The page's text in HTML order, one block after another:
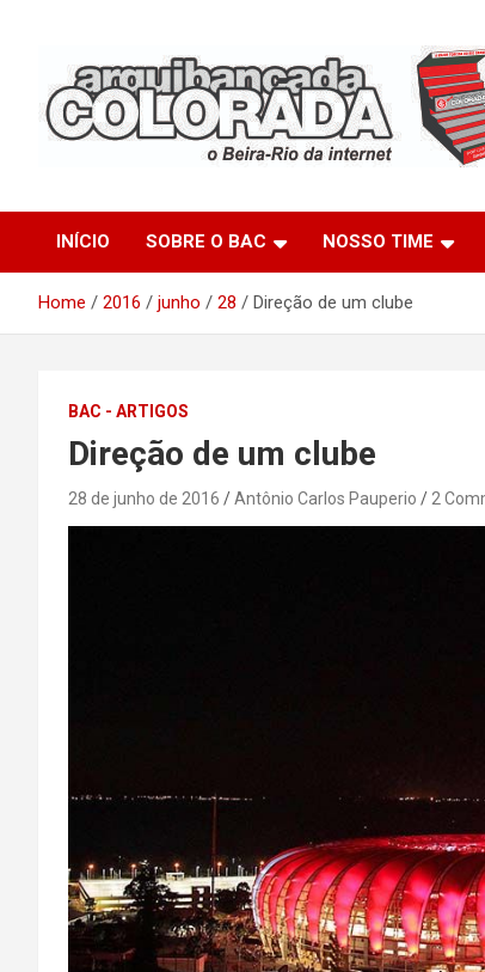
Arquibancada
INÍCIO SOBRE O BAC NOSSO TIME
Home 2016 junho 28 Direção de um clube
BAC - ARTIGOS
Direção de um clube
28 de junho de 2016 Antônio Carlos Pauperio 2